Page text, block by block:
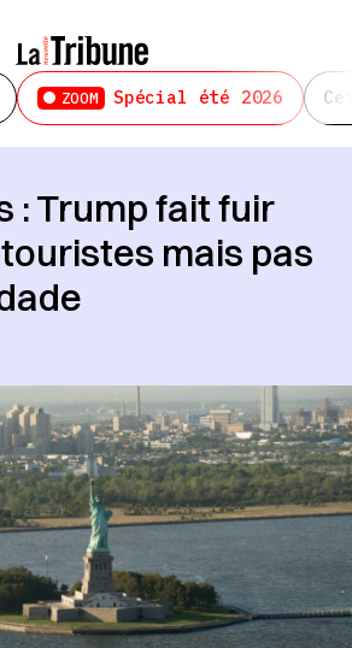
ZOOM Spécial été 2026
: Trump fait fuir
mais pas